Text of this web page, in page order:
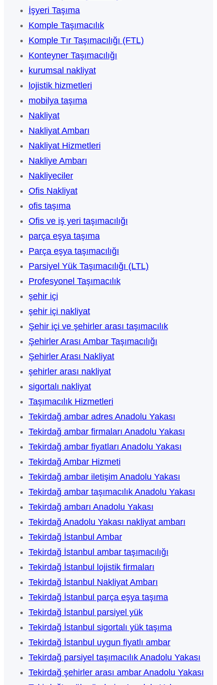
İşyeri Taşıma
Komple Taşımacılık
Komple Tır Taşımacılığı (FTL)
Konteyner Taşımacılığı
kurumsal nakliyat
lojistik hizmetleri
mobilya taşıma
Nakliyat
Nakliyat Ambarı
Nakliyat Hizmetleri
Nakliye Ambarı
Nakliyeciler
Ofis Nakliyat
ofis taşıma
Ofis ve iş yeri taşımacılığı
parça eşya taşıma
Parça eşya taşımacılığı
Parsiyel Yük Taşımacılığı (LTL)
Profesyonel Taşımacılık
şehir içi
şehir içi nakliyat
Şehir içi ve şehirler arası taşımacılık
Şehirler Arası Ambar Taşımacılığı
Şehirler Arası Nakliyat
şehirler arası nakliyat
sigortalı nakliyat
Taşımacılık Hizmetleri
Tekirdağ ambar adres Anadolu Yakası
Tekirdağ ambar firmaları Anadolu Yakası
Tekirdağ ambar fiyatları Anadolu Yakası
Tekirdağ Ambar Hizmeti
Tekirdağ ambar iletişim Anadolu Yakası
Tekirdağ ambar taşımacılık Anadolu Yakası
Tekirdağ ambarı Anadolu Yakası
Tekirdağ Anadolu Yakası nakliyat ambarı
Tekirdağ İstanbul Ambar
Tekirdağ İstanbul ambar taşımacılığı
Tekirdağ İstanbul lojistik firmaları
Tekirdağ İstanbul Nakliyat Ambarı
Tekirdağ İstanbul parça eşya taşıma
Tekirdağ İstanbul parsiyel yük
Tekirdağ İstanbul sigortalı yük taşıma
Tekirdağ İstanbul uygun fiyatlı ambar
Tekirdağ parsiyel taşımacılık Anadolu Yakası
Tekirdağ şehirler arası ambar Anadolu Yakası